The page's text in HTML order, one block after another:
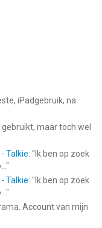
iPadgebruik, na
gebruikt, maar toch wel
Talkie: " Ik ben op zoek
"
Talkie: " Ik ben op zoek
"
Account van mijn